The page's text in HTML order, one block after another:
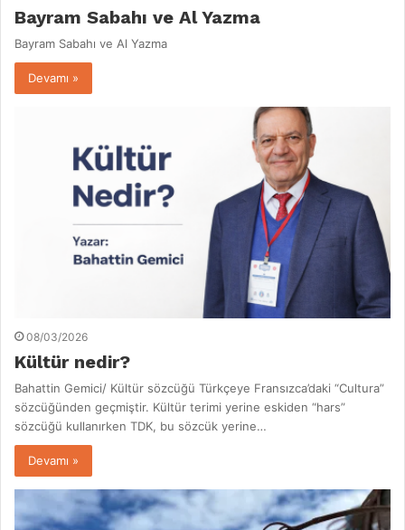
Bayram Sabahı ve Al Yazma
Bayram Sabahı ve Al Yazma
Devamı »
08/03/2026
Kültür nedir?
Bahattin Gemici/ Kültür sözcüğü Türkçeye Fransızca’daki “Cultura”
sözcüğünden geçmiştir. Kültür terimi yerine eskiden “hars”
sözcüğü kullanırken TDK, bu sözcük yerine…
Devamı »